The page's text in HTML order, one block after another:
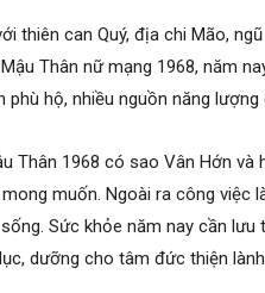
thiên can Quý, địa chi Mão,
Thân nữ mạng 1968, năm
phù hộ, nhiều nguồn năng
Thân 1968 có sao Vân Hớn
muốn. Ngoài ra công việc
Sức khỏe năm nay cần lưu
dưỡng cho tâm đức thiện